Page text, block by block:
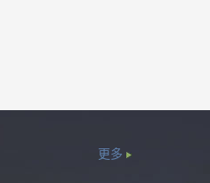
更多